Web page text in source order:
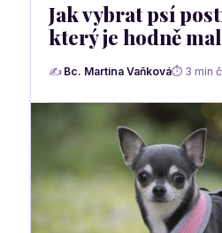
Jak vybrat psí
který je hodně
✍ Bc. Martina Vaňková⏱ 3 min